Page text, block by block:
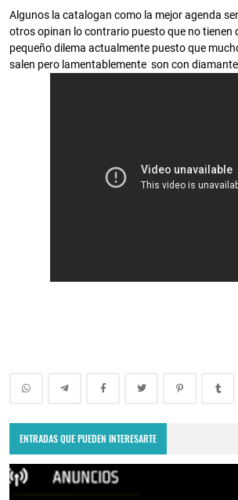
Algunos la catalogan como la mejor agenda
otros opinan lo contrario puesto que no tienen
pequeño dilema actualmente puesto que
salen pero lamentablemente son con
ENTRADAS QUE PUEDEN INTERESARTE